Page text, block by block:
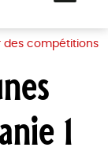
des compétitions
1